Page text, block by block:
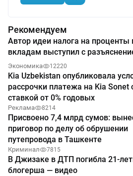
Рекомендуем
Автор идеи налога на проценты
вкладам выступил с
Экономика 12220
Kia Uzbekistan опубликовала
рассрочки платежа на Kia Sonet
ставкой от 0% годовых
Реклама 8214
Присвоено 7,4 млрд сумов:
приговор по делу об обрушении
путепровода в Ташкенте
Криминал 7815
В Джизаке в ДТП погибла 21-
блогерша — видео